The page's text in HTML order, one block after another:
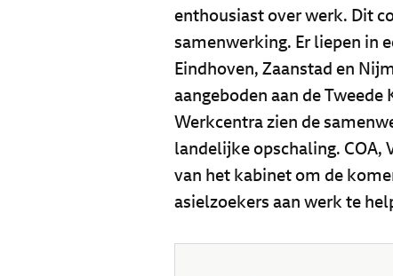
enthousiast over werk. Dit
samenwerking. Er liepen in
Eindhoven, Zaanstad en
aangeboden aan de
Werkcentra zien de
landelijke opschaling. COA,
van het kabinet om de
asielzoekers aan werk te